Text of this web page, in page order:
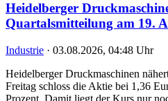
Heidelberger
Quartalsmitteilung am 19.
Industrie · 03.08.2026, 04:48 Uhr
Heidelberger Druckmaschinen
Freitag schloss die Aktie bei 1,36
Prozent. Damit liegt der Kurs nur